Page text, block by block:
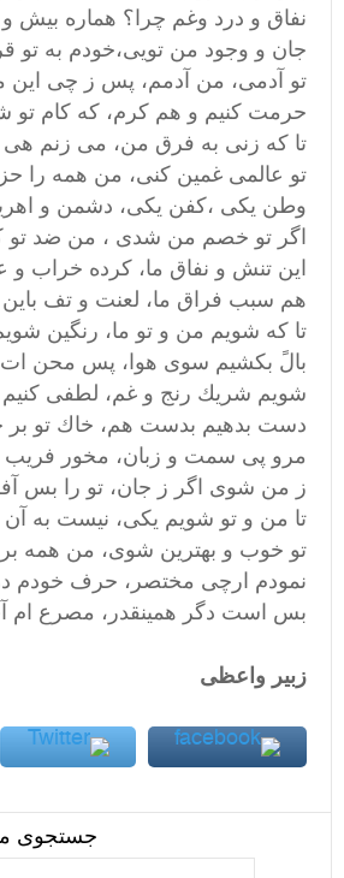
نفاق و درد وغم چرا؟ هماره بيش
جان و وجود من تويى،خودم به تو
تو آدمى، من آدمم، پس ز چى اين
حرمت كنيم و هم كرم، كه كام تو
تا كه زنى به فرق من، مى زنم هى
تو عالمى غمين كنى، من همه را
وطن يكى ،كفن يكى، دشمن و
اگر تو خصم من شدى ، من ضد تو
اين تنش و نفاق ما، كرده خراب و
هم سبب فراق ما، لعنت و تف باين
تا كه شويم من و تو ما، رنگين
بالً بكشيم سوى هوا، پس محن ات
شويم شريك رنج و غم، لطفى
دست بدهيم بدست هم، خاك تو بر
مرو پى سمت و زبان، مخور فريب
ز من شوى اگر ز جان، تو را بس
تا من و تو شويم يكى، نيست به
تو خوب و بهترين شوى، من همه بر
نمودم ارچى مختصر، حرف خودم
بس است دگر همينقدر، مصرع ام
زبير واعظى
جستجوی